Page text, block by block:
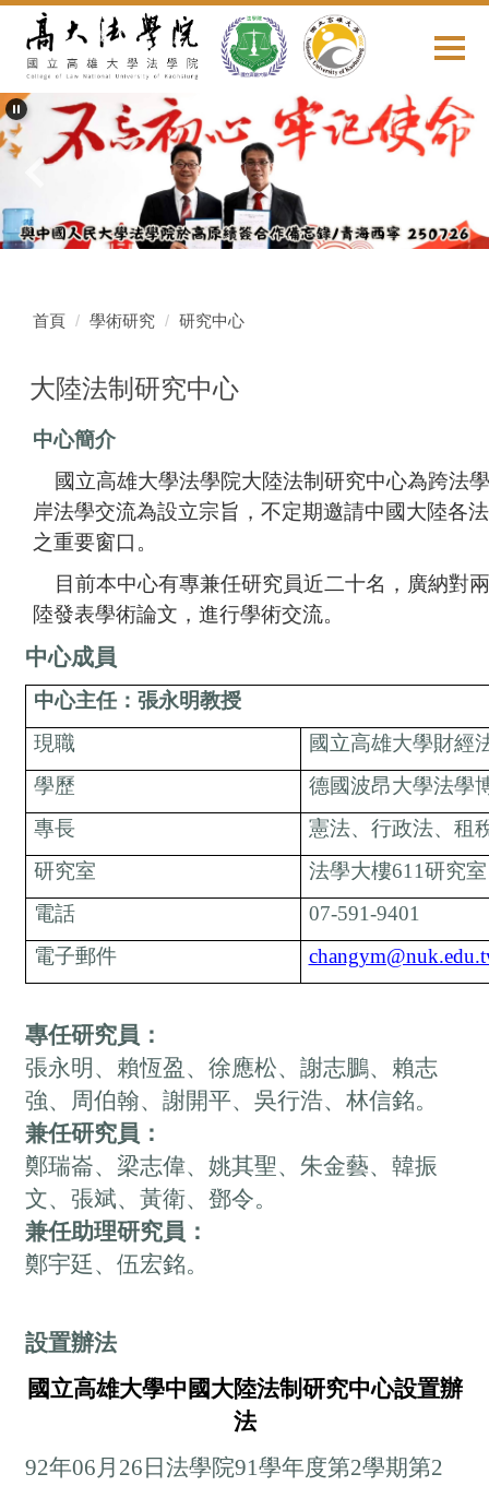
要
內
容
區
首頁 學術研究 研究中心
大陸法制研究中心
中心簡介
國立高雄大學法學院大陸法制研究中心為跨法
岸法學交流為設立宗旨，不定期邀請中國大陸各
之重要窗口。
目前本中心有專兼任研究員近二十名，廣納對
陸發表學術論文，進行學術交流。
中心成員
中心主任：張永明教授
現職
國立高雄大學財經
學歷
德國波昂大學法學
專長
憲法、行政法、租
研究室
法學大樓611研究室
電話
07-591-9401
電子郵件
專任研究員：
張永明、賴恆盈、徐應松、謝志鵬、賴志
強、周伯翰、謝開平、吳行浩、林信銘。
兼任研究員：
鄭瑞崙、梁志偉、姚其聖、朱金藝、韓振
文、張斌、黃衛、鄧令。
兼任助理研究員：
鄭宇廷、伍宏銘。
設置辦法
國立高雄大學中國大陸法制研究中心設置辦
法
92年06月26日法學院91學年度第2學期第2